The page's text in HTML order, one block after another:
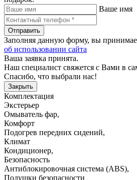
Ваше имя
Отправить
Заполняя данную форму, вы
об использовании сайта
Ваша заявка принята.
Наш специалист свяжется с Вами в
Спасибо, что выбрали нас!
Закрыть
Комплектация
Экстерьер
Омыватель фар,
Комфорт
Подогрев передних сидений,
Климат
Кондиционер,
Безопасность
Антиблокировочная система (ABS),
Подушки безопасности